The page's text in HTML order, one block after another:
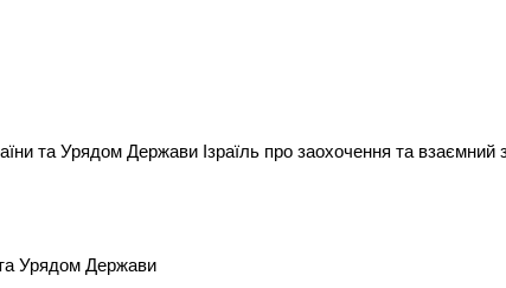
та Урядом Держави Ізраїль про заохочення та взаємний
Урядом Держави